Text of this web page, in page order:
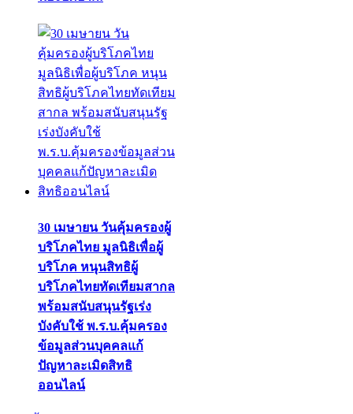
30 เมษายน วันคุ้มครองผู้
บริโภคไทย มูลนิธิเพื่อผู้
บริโภค หนุนสิทธิผู้
บริโภคไทยทัดเทียมสากล
พร้อมสนับสนุนรัฐเร่ง
บังคับใช้ พ.ร.บ.คุ้มครอง
ข้อมูลส่วนบุคคลแก้
ปัญหาละเมิดสิทธิ
ออนไลน์